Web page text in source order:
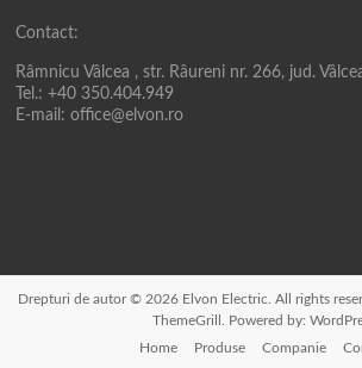
Contact:
Râmnicu Vâlcea , str. Râureni nr. 266, jud.
Tel.: +40 350.404.949
E-mail: office@elvon.ro
Drepturi de autor © 2026 Elvon Electric . All rights
ThemeGrill. Powered by:
Home
Produse Companie